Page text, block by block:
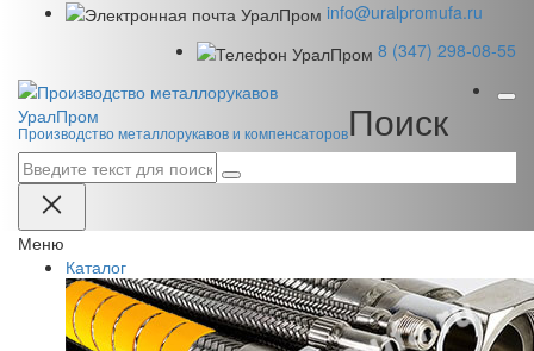
info@uralpromufa.ru
8 (347) 298‑08‑55
УралПром
Производство металлорукавов и компенсаторовПоиск
Меню
Каталог